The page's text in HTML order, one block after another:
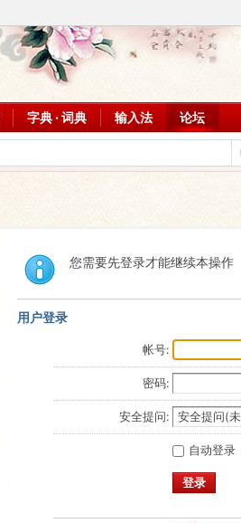
字典 · 词典 输入法 论坛
您需要先登录才能继续本操作
用户登录
帐号:
密码:
安全提问:
自动登录
登录